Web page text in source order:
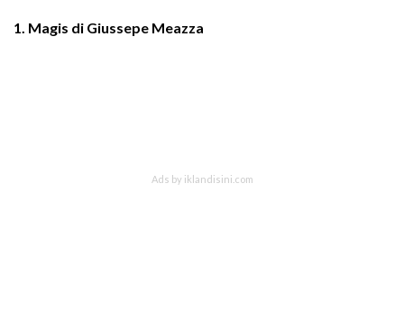
1. Magis di Giussepe Meazza